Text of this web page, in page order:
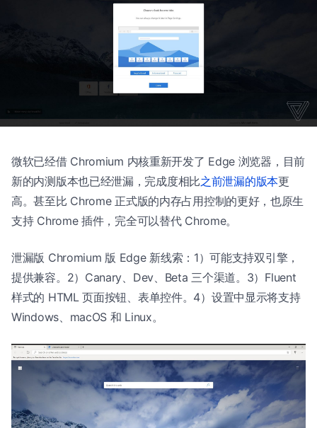
微软已经借 Chromium 内核重新开发了 Edge 浏览器，目前
新的内测版本也已经泄漏，完成度相比之前泄漏的版本更
高。甚至比 Chrome 正式版的内存占用控制的更好，也原生
支持 Chrome 插件，完全可以替代 Chrome。
泄漏版 Chromium 版 Edge 新线索：1）可能支持双引擎，
提供兼容。2）Canary、Dev、Beta 三个渠道。3）Fluent
样式的 HTML 页面按钮、表单控件。4）设置中显示将支持
Windows、macOS 和 Linux。